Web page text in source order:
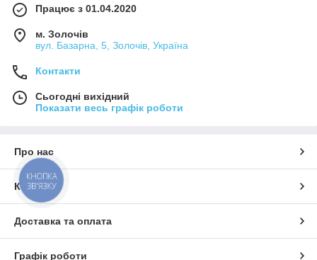
Працює з 01.04.2020
м. Золочів
вул. Базарна, 5, Золочів, Україна
Контакти
Сьогодні вихідний
Показати весь графік роботи
Про нас
Контакти
Доставка та оплата
Графік роботи
КНОПКА
ЗВ'ЯЗКУ